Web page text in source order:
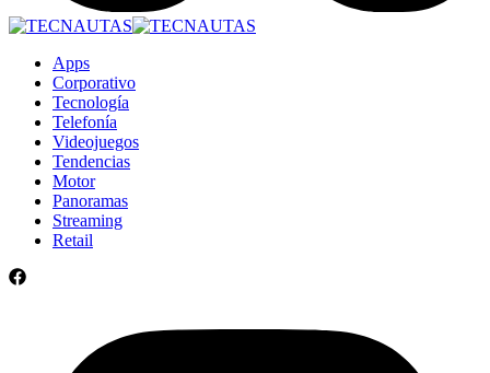
Apps
Corporativo
Tecnología
Telefonía
Videojuegos
Tendencias
Motor
Panoramas
Streaming
Retail